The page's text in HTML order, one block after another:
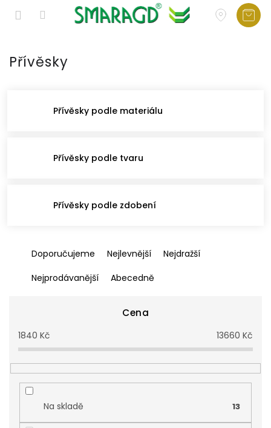
obsah
Přívěsky
Přívěsky podle materiálu
Přívěsky podle tvaru
Přívěsky podle zdobení
Ř
a
p
r
o
d
u
k
ů
Doporučujeme Nejlevnější
Nejdražší
Nejprodávanější
Abecedně
Cena
1840 Kč 13660 Kč
Na skladě 13